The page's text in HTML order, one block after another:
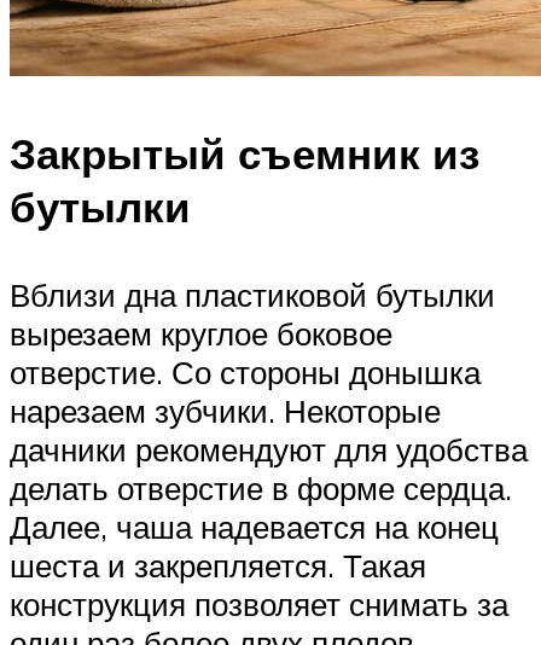
Закрытый съемник из
бутылки
Вблизи дна пластиковой бутылки
вырезаем круглое боковое
отверстие. Со стороны донышка
нарезаем зубчики. Некоторые
дачники рекомендуют для удобства
делать отверстие в форме сердца.
Далее, чаша надевается на конец
шеста и закрепляется. Такая
конструкция позволяет снимать за